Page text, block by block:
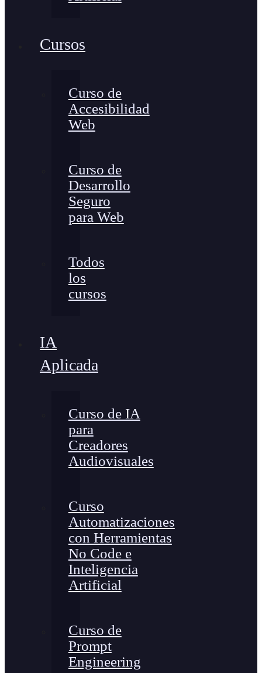
Cursos
Curso de
Accesibilidad
Web
Curso de
Desarrollo
Seguro
para Web
Todos
los
cursos
IA
Aplicada
Curso de IA
para
Creadores
Audiovisuales
Curso
Automatizaciones
con Herramientas
No Code e
Inteligencia
Artificial
Curso de
Prompt
Engineering